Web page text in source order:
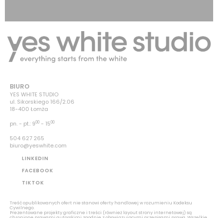
Imię
Nazwa firmy / marki
E-mail
BIURO
YES WHITE STUDIO
ul. Sikorskiego 166/2.06
18-400 Łomża
pn. - pt.: 900 - 1500
504 627 265
biuro@yeswhite.com
LINKEDIN
FACEBOOK
TIKTOK
Treść opublikowanych ofert nie stanowi oferty handlowej w rozumieniu Kodeksu
Cywilnego.
Prezentowane projekty graficzne i treści (również layout strony internetowej) są